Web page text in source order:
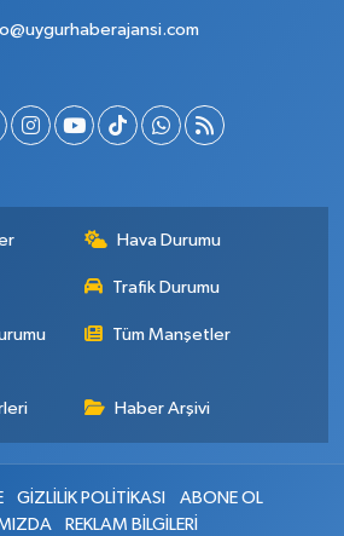
Hava Durumu
Trafik Durumu
Tüm Manşetler
Haber Arşivi
GİZLİLİK POLİTİKASI
ABONE OL
REKLAM BİLGİLERİ